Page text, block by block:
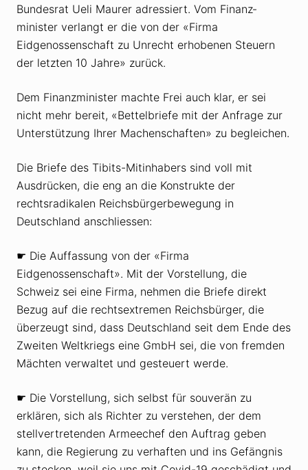
Bundesrat Ueli Maurer adressiert. Vom Finanz­
minister verlangt er die von der «Firma
Eidgenossenschaft zu Unrecht erhobenen Steuern
der letzten 10 Jahre» zurück.
Dem Finanzminister machte Frei auch klar, er sei
nicht mehr bereit, «Bettelbriefe mit der Anfrage zur
Unterstützung Ihrer Machenschaften» zu begleichen.
Die Briefe des Tibits-Mitinhabers sind voll mit
Ausdrücken, die eng an die Konstrukte der
rechtsradikalen Reichsbürgerbewegung in
Deutschland anschliessen:
☛ Die Auffassung von der «Firma
Eidgenossenschaft». Mit der Vorstellung, die
Schweiz sei eine Firma, nehmen die Briefe direkt
Bezug auf die rechts­extremen Reichsbürger, die
überzeugt sind, dass Deutschland seit dem Ende des
Zweiten Weltkriegs eine GmbH sei, die von fremden
Mächten verwaltet und gesteuert werde.
☛ Die Vorstellung, sich selbst für souverän zu
erklären, sich als Richter zu verstehen, der dem
stellvertretenden Armeechef den Auftrag geben
kann, die Regierung zu verhaften und ins Gefängnis